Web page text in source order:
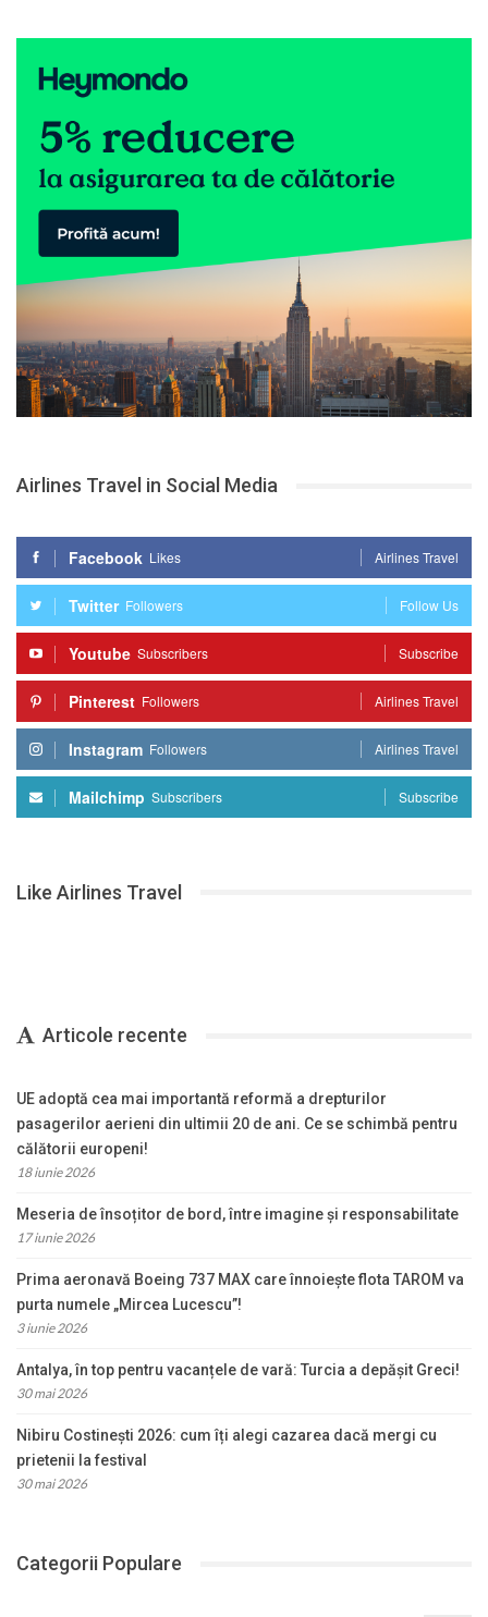
Airlines Travel in Social Media
Facebook Likes Airlines Travel
Twitter Followers Follow Us
Youtube Subscribers Subscribe
Pinterest Followers Airlines Travel
Instagram Followers Airlines Travel
Mailchimp Subscribers Subscribe
Like Airlines Travel
Articole recente
UE adoptă cea mai importantă reformă a drepturilor
pasagerilor aerieni din ultimii 20 de ani. Ce se schimbă pentru
călătorii europeni!
18 iunie 2026
Meseria de însoțitor de bord, între imagine și responsabilitate
17 iunie 2026
Prima aeronavă Boeing 737 MAX care înnoiește flota TAROM va
purta numele „Mircea Lucescu”!
3 iunie 2026
Antalya, în top pentru vacanțele de vară: Turcia a depășit Greci!
30 mai 2026
Nibiru Costinești 2026: cum îți alegi cazarea dacă mergi cu
prietenii la festival
30 mai 2026
Categorii Populare